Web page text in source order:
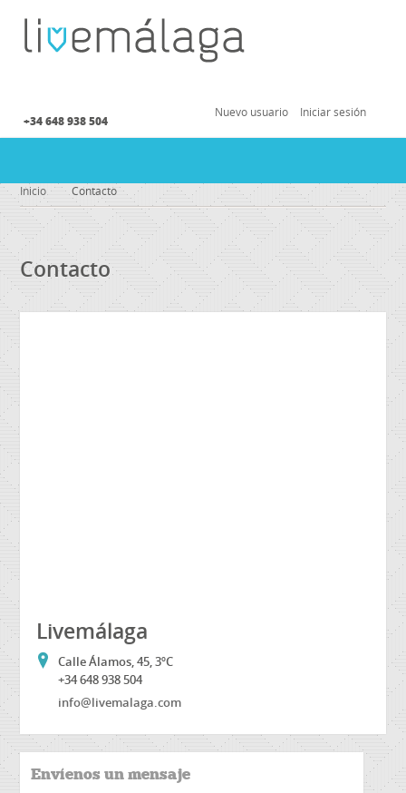
Nuevo usuario Iniciar sesión
+34 648 938 504
Inicio Contacto
Contacto
Livemálaga
Calle Álamos, 45, 3ºC
+34 648 938 504
info@livemalaga.com
Envíenos un mensaje